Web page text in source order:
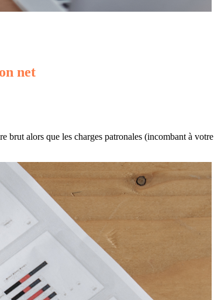
net
brut alors que les charges patronales (incombant à votre